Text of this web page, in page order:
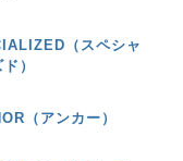
（スペシャ
）
（アンカー）